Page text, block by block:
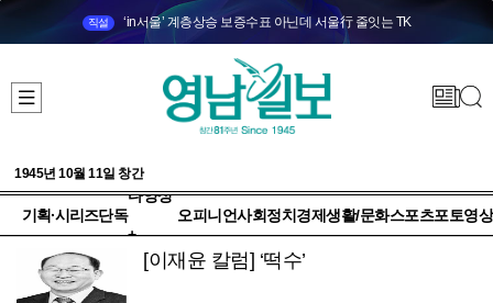
직설 ‘in서울’ 계층상승 보증수표 아닌데 서울行 줄잇는 TK
1945년 10월 11일 창간
기획·시리즈단독
다양성
+
오피니언사회정치 경제생활/문화스포츠포토영상
[이재윤 칼럼] ‘떡수’